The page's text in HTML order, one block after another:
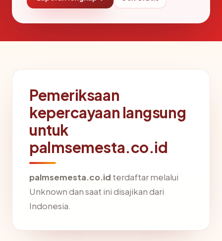
Pemeriksaan
kepercayaan langsung
untuk
palmsemesta.co.id
palmsemesta.co.id terdaftar melalui
Unknown dan saat ini disajikan dari
Indonesia.